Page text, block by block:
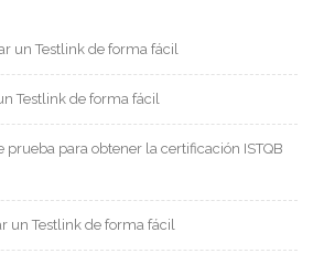
un Testlink de forma fácil
Testlink de forma fácil
prueba para obtener la certificación ISTQB
un Testlink de forma fácil